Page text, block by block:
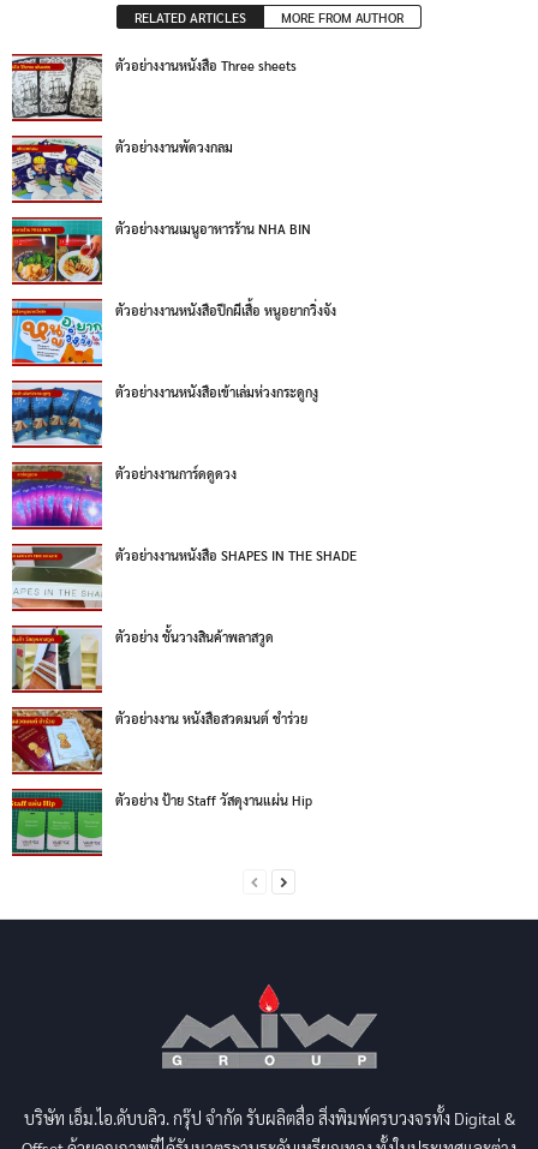
RELATED ARTICLES MORE FROM AUTHOR
ตัวอย่างงานหนังสือ Three sheets
ตัวอย่างงานพัดวงกลม
ตัวอย่างงานเมนูอาหารร้าน NHA BIN
ตัวอย่างงานหนังสือปีกผีเสื้อ หนูอยากวิ่งจัง
ตัวอย่างงานหนังสือเข้าเล่มห่วงกระดูกงู
ตัวอย่างงานการ์ดดูดวง
ตัวอย่างงานหนังสือ SHAPES IN THE SHADE
ตัวอย่าง ชั้นวางสินค้าพลาสวูด
ตัวอย่างงาน หนังสือสวดมนต์ ชำร่วย
ตัวอย่าง ป้าย Staff วัสดุงานแผ่น Hip
บริษัท เอ็ม.ไอ.ดับบลิว. กรุ๊ป จำกัด รับผลิตสื่อ สิ่งพิมพ์ครบวงจรทั้ง Digital &